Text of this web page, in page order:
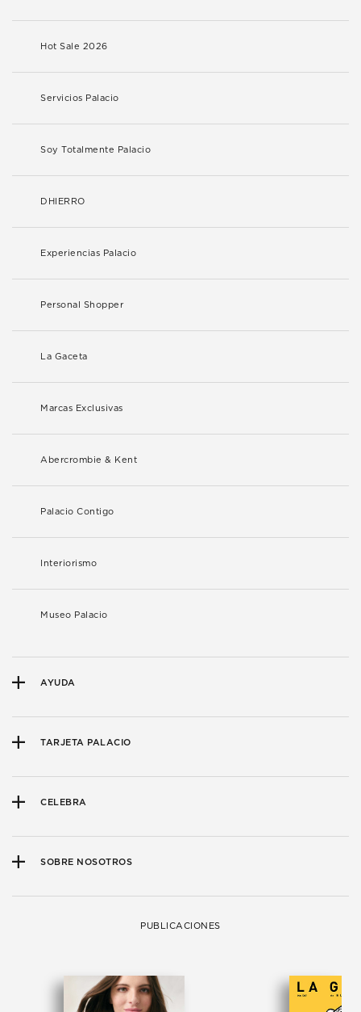
Hot Sale 2026
Servicios Palacio
Soy Totalmente Palacio
DHIERRO
Experiencias Palacio
Personal Shopper
La Gaceta
Marcas Exclusivas
Abercrombie & Kent
Palacio Contigo
Interiorismo
Museo Palacio
AYUDA
TARJETA PALACIO
CELEBRA
SOBRE NOSOTROS
PUBLICACIONES